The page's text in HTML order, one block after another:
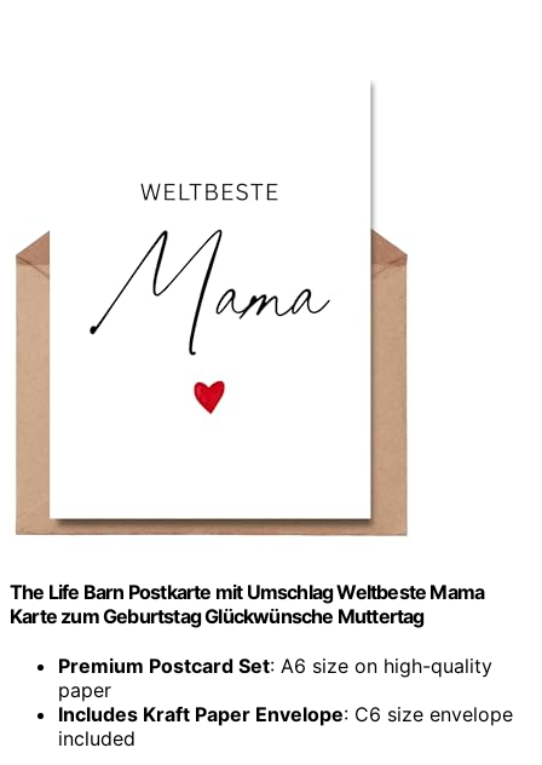
The Life Barn Postkarte mit Umschlag Weltbeste Mama
Karte zum Geburtstag Glückwünsche Muttertag
Premium Postcard Set: A6 size on high-quality
paper
Includes Kraft Paper Envelope: C6 size envelope
included